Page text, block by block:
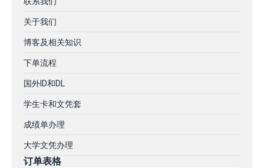
关于我们
博客及相关知识
下单流程
国外ID和DL
学生卡和文凭套
成绩单办理
大学文凭办理
订单表格